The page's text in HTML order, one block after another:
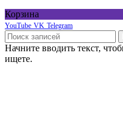
Корзина
YouTube VK Telegram
Начните вводить текст,
ищете.